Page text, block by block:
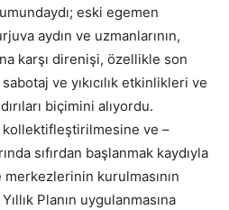
eski egemen
aydın ve uzmanlarının,
karşı direnişi, özellikle son
ve yıkıcılık etkinlikleri ve
biçimini alıyordu.
kollektifleştirilmesine ve –
sıfırdan başlanmak kaydıyla
kurulmasının
Planın uygulanmasına